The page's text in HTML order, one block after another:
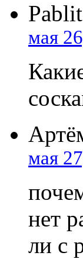
мая
мая
нет
ли с